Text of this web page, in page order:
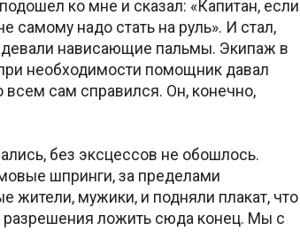
ко мне и сказал: «Капитан, если
надо стать на руль». И стал,
нависающие пальмы. Экипаж в
необходимости помощник давал
сам справился. Он, конечно,
без эксцессов не обошлось.
шпринги, за пределами
мужики, и подняли плакат, что
ложить сюда конец. Мы с